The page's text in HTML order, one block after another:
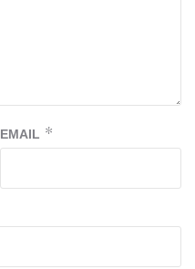
EMAIL *